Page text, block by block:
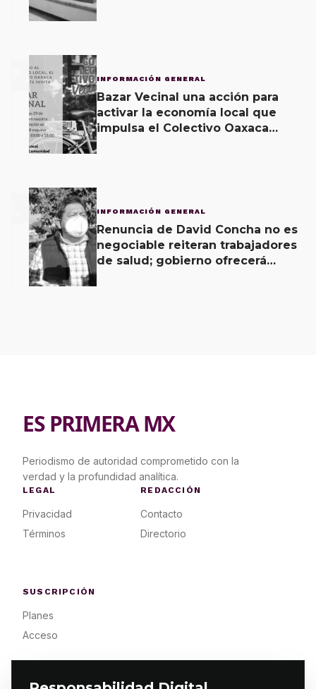
2 INFORMACIÓN GENERAL
Bazar Vecinal una acción para
activar la economía local que
impulsa el Colectivo Oaxaca
3 INFORMACIÓN GENERAL
Renuncia de David Concha no es
negociable reiteran trabajadores
de salud; gobierno ofrecerá
ES PRIMERA MX
Periodismo de autoridad comprometido con la
verdad y la profundidad analítica.
LEGAL
Privacidad
Términos
REDACCIÓN
Contacto
Directorio
SUSCRIPCIÓN
Planes
Acceso